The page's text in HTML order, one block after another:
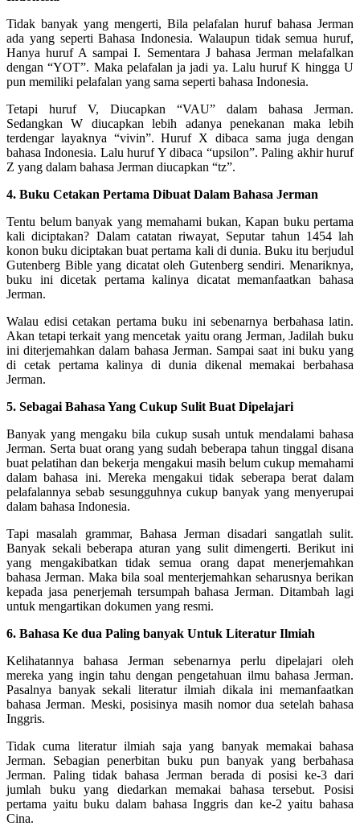
Tidak banyak yang mengerti, Bila pelafalan huruf bahasa Jerman
ada yang seperti Bahasa Indonesia. Walaupun tidak semua huruf,
Hanya huruf A sampai I. Sementara J bahasa Jerman melafalkan
dengan “YOT”. Maka pelafalan ja jadi ya. Lalu huruf K hingga U
pun memiliki pelafalan yang sama seperti bahasa Indonesia.
Tetapi huruf V, Diucapkan “VAU” dalam bahasa Jerman.
Sedangkan W diucapkan lebih adanya penekanan maka lebih
terdengar layaknya “vivin”. Huruf X dibaca sama juga dengan
bahasa Indonesia. Lalu huruf Y dibaca “upsilon”. Paling akhir huruf
Z yang dalam bahasa Jerman diucapkan “tz”.
4. Buku Cetakan Pertama Dibuat Dalam Bahasa Jerman
Tentu belum banyak yang memahami bukan, Kapan buku pertama
kali diciptakan? Dalam catatan riwayat, Seputar tahun 1454 lah
konon buku diciptakan buat pertama kali di dunia. Buku itu berjudul
Gutenberg Bible yang dicatat oleh Gutenberg sendiri. Menariknya,
buku ini dicetak pertama kalinya dicatat memanfaatkan bahasa
Jerman.
Walau edisi cetakan pertama buku ini sebenarnya berbahasa latin.
Akan tetapi terkait yang mencetak yaitu orang Jerman, Jadilah buku
ini diterjemahkan dalam bahasa Jerman. Sampai saat ini buku yang
di cetak pertama kalinya di dunia dikenal memakai berbahasa
Jerman.
5. Sebagai Bahasa Yang Cukup Sulit Buat Dipelajari
Banyak yang mengaku bila cukup susah untuk mendalami bahasa
Jerman. Serta buat orang yang sudah beberapa tahun tinggal disana
buat pelatihan dan bekerja mengakui masih belum cukup memahami
dalam bahasa ini. Mereka mengakui tidak seberapa berat dalam
pelafalannya sebab sesungguhnya cukup banyak yang menyerupai
dalam bahasa Indonesia.
Tapi masalah grammar, Bahasa Jerman disadari sangatlah sulit.
Banyak sekali beberapa aturan yang sulit dimengerti. Berikut ini
yang mengakibatkan tidak semua orang dapat menerjemahkan
bahasa Jerman. Maka bila soal menterjemahkan seharusnya berikan
kepada jasa penerjemah tersumpah bahasa Jerman. Ditambah lagi
untuk mengartikan dokumen yang resmi.
6. Bahasa Ke dua Paling banyak Untuk Literatur Ilmiah
Kelihatannya bahasa Jerman sebenarnya perlu dipelajari oleh
mereka yang ingin tahu dengan pengetahuan ilmu bahasa Jerman.
Pasalnya banyak sekali literatur ilmiah dikala ini memanfaatkan
bahasa Jerman. Meski, posisinya masih nomor dua setelah bahasa
Inggris.
Tidak cuma literatur ilmiah saja yang banyak memakai bahasa
Jerman. Sebagian penerbitan buku pun banyak yang berbahasa
Jerman. Paling tidak bahasa Jerman berada di posisi ke-3 dari
jumlah buku yang diedarkan memakai bahasa tersebut. Posisi
pertama yaitu buku dalam bahasa Inggris dan ke-2 yaitu bahasa
Cina.